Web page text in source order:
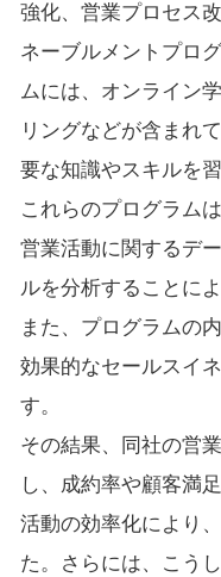
強化、営業プロセス
ネーブルメントプロ
ムには、オンライン
リングなどが含まれ
要な知識やスキルを
これらのプログラム
営業活動に関するデ
ルを分析することに
また、プログラムの
効果的なセールスイ
す。
その結果、同社の営
し、成約率や顧客満
活動の効率化により
た。さらには、こう